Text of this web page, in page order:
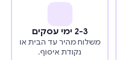
2-3 ימי עסקים
משלוח מהיר עד הבית או
נקודת איסוף.